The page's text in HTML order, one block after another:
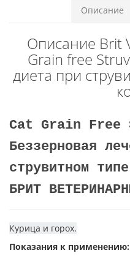
Описание
Описание Brit
Grain free
диета при
Cat Grain
Беззерновая
струвитном
БРИТ
Курица и горох.
Показания к применению: